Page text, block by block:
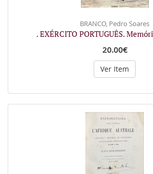
BRANCO, Pedro Soares
. EXÉRCITO PORTUGUÊS.
20.00€
Ver Item